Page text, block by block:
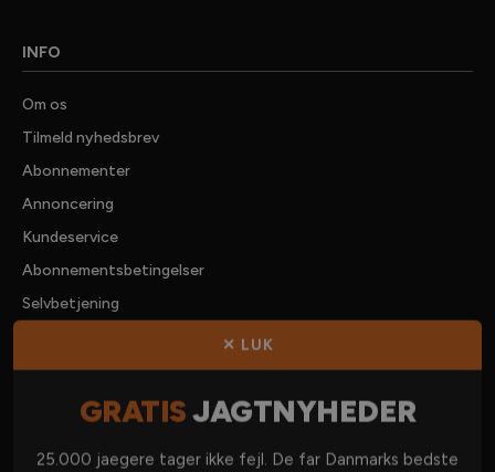
INFO
Om os
Tilmeld nyhedsbrev
Abonnementer
Annoncering
Kundeservice
Abonnementsbetingelser
Selvbetjening
Kontakt os
✕ LUK
GRATISJAGTNYHEDER
25.000 jaegere tager ikke fejl. De far Danmarks bedste